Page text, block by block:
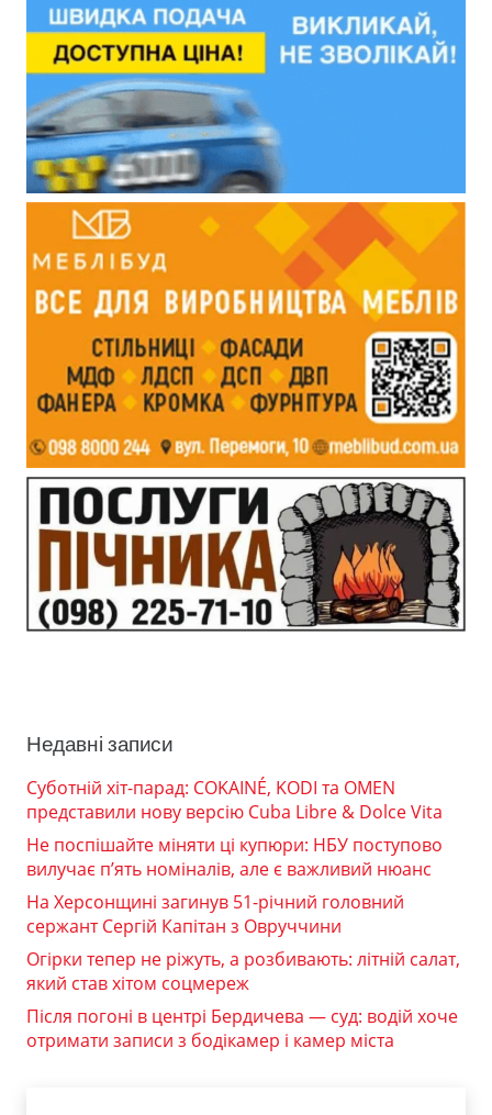
Недавні записи
Суботній хіт-парад: COKAINÉ, KODI та OMEN
представили нову версію Cuba Libre & Dolce Vita
Не поспішайте міняти ці купюри: НБУ поступово
вилучає п’ять номіналів, але є важливий нюанс
На Херсонщині загинув 51-річний головний
сержант Сергій Капітан з Овруччини
Огірки тепер не ріжуть, а розбивають: літній салат,
який став хітом соцмереж
Після погоні в центрі Бердичева — суд: водій хоче
отримати записи з бодікамер і камер міста